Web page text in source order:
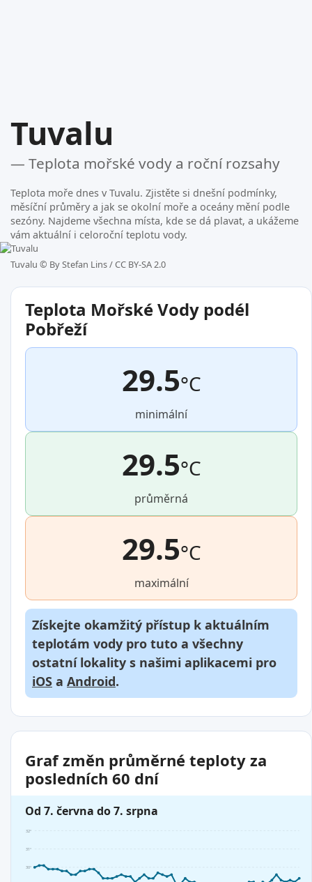
Tuvalu
— Teplota mořské vody a roční rozsahy
Teplota moře dnes v Tuvalu. Zjistěte si dnešní podmínky,
měsíční průměry a jak se okolní moře a oceány mění podle
sezóny. Najdeme všechna místa, kde se dá plavat, a ukážeme
vám aktuální i celoroční teplotu vody.
Tuvalu © By Stefan Lins / CC BY-SA 2.0
Teplota Mořské Vody podél
Pobřeží
29.5°C
minimální
29.5°C
průměrná
29.5°C
maximální
Získejte okamžitý přístup k aktuálním
teplotám vody pro tuto a všechny
ostatní lokality s našimi aplikacemi pro
iOS a Android.
Graf změn průměrné teploty za
posledních 60 dní
Od 7. června do 7. srpna
30°
31°
32°